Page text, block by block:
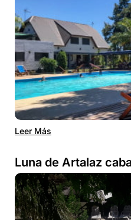
Leer Más
Luna de Artalaz